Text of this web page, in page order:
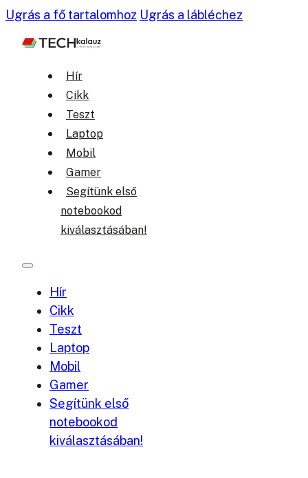
Ugrás a fő tartalomhoz Ugrás a lábléchez
Hír
Cikk
Teszt
Laptop
Mobil
Gamer
Segítünk első
notebookod
kiválasztásában!
Hír
Cikk
Teszt
Laptop
Mobil
Gamer
Segítünk első
notebookod
kiválasztásában!